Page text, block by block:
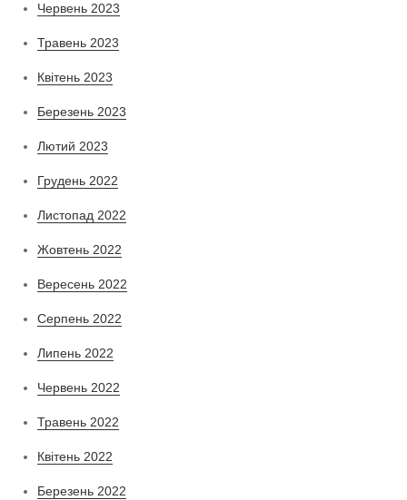
Червень 2023
Травень 2023
Квітень 2023
Березень 2023
Лютий 2023
Грудень 2022
Листопад 2022
Жовтень 2022
Вересень 2022
Серпень 2022
Липень 2022
Червень 2022
Травень 2022
Квітень 2022
Березень 2022